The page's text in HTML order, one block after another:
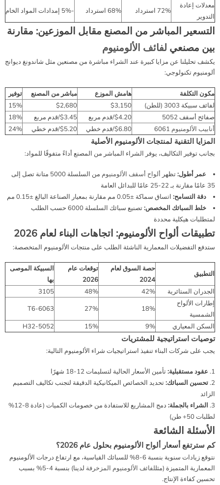
معدلات إعادة
التدوير
72% استرداد 68% استرداد -5% إمدادات المواد الخام
التسعير المباشر من المصنع مقابل الموزعين: مقارنة
بين مصنعي لفائف الألومنيوم
يكشف تحليلنا عن مزايا كبيرة عند الشراء مباشرة من مصنعين مثل شاندونغ ديوانج
ألومنيوم تكنولوجي:
مكون التكلفة هامش الموزع مباشر من المصنع
توفير
لفائف سبيكة 3003 (للطن)
$3,150
$2,680
15%
صفائح أسقف 5052
$4.20/قدم مربع $3.45/قدم مربع
18%
أنابيب الألومنيوم
$6.80/قدم خطي $5.20/قدم خطي 24%
المزايا التقنية لمنتجات الألومنيوم الأصلية
بجانب توفير التكاليف، يوفر الشراء المباشر من المصنع أداءً متفوقًا للمواد:
عمر أطول:تظهر ألواح أسقف الألومنيوم
من السلسلة 5000 متانة تصل إلى
35 عامًا مقارنة بـ 22-25 عامًا للبدائل العامة
دقة التسامح: اتساق سماكة ±0.05 مم مقارنة بمعيار الصناعة البالغ ±0.15 مم
خلط السبائك المخصص:
تصنيع سبائك السلسلة 6000 حسب الطلب
لمتطلبات هيكلية محددة
تطبيقات ألواح الألومنيوم: اتجاهات البناء لعام 2026
ستدفع التفضيلات المعمارية الناشئة الطلب على منتجات الألومنيوم المتخصصة:
التطبيق
حصة السوق لعام
2024
توقعات عام
2026
السبيكة الموصى
بها
الجدران الستائرية
42%
48%
3105
إطارات الألواح
الشمسية
18%
27%
6063-T6
السكن المعياري 9%
15%
5052-H32
توصيات استراتيجية للمشتريات
يجب على شركات البناء تنفيذ استراتيجيات شراء الألومنيوم التالية:
عقود مستقبلية:تأمين الأسعار الحالية لتسليمات 12-18 شهرًا
تحسين السبائك:تحديد الخصائص الميكانيكية الدقيقة لتجنب تكاليف التصميم
الزائد
الشراء بالجملة:
دمج المشاريع للاستفادة من خصومات الكميات (عادة 8-12%
لطلبات 50+ طن)
الأسئلة الشائعة
كم سترتفع أسعار ألواح الألومنيوم بحلول عام 2026؟
نتوقع زيادات سنوية بنسبة 6-8% للسبائك القياسية، مع ارتفاع درجات الألومنيوم
المعمارية المتميزة (مثللفائف الألومنيوم المزخرفة
لدينا) بنسبة 4-5% بسبب
تحسين كفاءة الإنتاج.